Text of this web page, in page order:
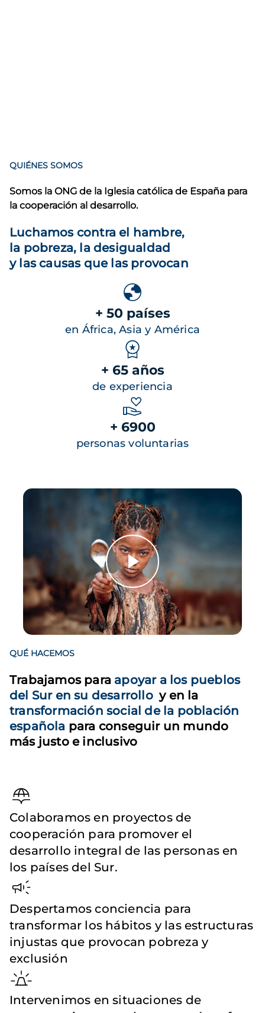
QUIÉNES SOMOS
Somos la ONG de la Iglesia católica de España para
la cooperación al desarrollo.
Luchamos contra el hambre,
la pobreza, la desigualdad
y las causas que las provocan
+ 50 países
en África, Asia y América
+ 65 años
de experiencia
+ 6900
personas voluntarias
QUÉ HACEMOS
Trabajamos para apoyar a los pueblos
del Sur en su desarrollo y en la
transformación social de la población
española para conseguir un mundo
más justo e inclusivo
Colaboramos en proyectos de
cooperación para promover el
desarrollo integral de las personas en
los países del Sur.
Despertamos conciencia para
transformar los hábitos y las estructuras
injustas que provocan pobreza y
exclusión
Intervenimos en situaciones de